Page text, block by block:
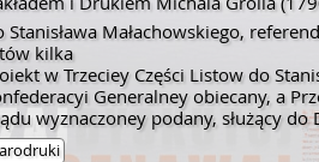
Stanisława Małachowskiego,
kilka
w Trzeciey Części Listow do
Generalney obiecany, a
wyznaczoney podany, służący do